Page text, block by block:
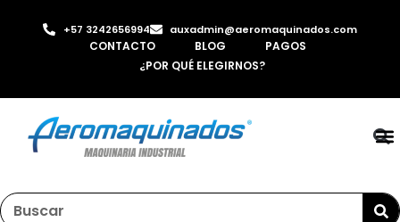
+57 3242656994 auxadmin@aeromaquinados.com
CONTACTO BLOG
PAGOS
¿POR QUÉ ELEGIRNOS?